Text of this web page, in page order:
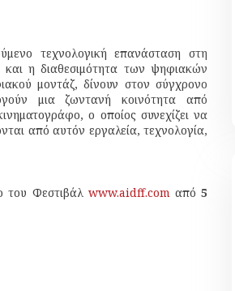
τεχνολογική επανάσταση στη
η διαθεσιμότητα των ψηφιακών
μοντάζ, δίνουν στον σύγχρονο
μια ζωντανή κοινότητα από
ο οποίος συνεχίζει να
από αυτόν εργαλεία, τεχνολογία,
του Φεστιβάλ www.aidff.comαπό5